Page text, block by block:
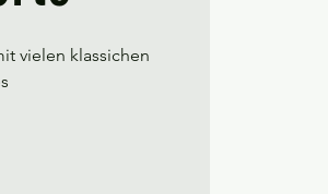
vielen klassichen